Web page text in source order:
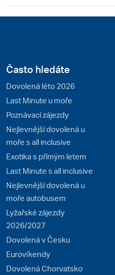
Často hledáte
Dovolená léto 2026
Last Minute u moře
Poznávací zájezdy
Nejlevnější dovolená u
moře s all inclusive
Exotika s přímým letem
Last Minute s all inclusive
Nejlevnější dovolená u
moře autobusem
Lyžařské zájezdy
2026/2027
Dovolená v Česku
Eurovíkendy
Dovolená Chorvatsko